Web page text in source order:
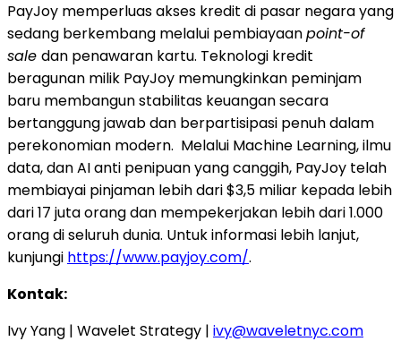
PayJoy memperluas akses kredit di pasar negara yang
sedang berkembang melalui pembiayaanpoint-of
sale dan penawaran kartu. Teknologi kredit
beragunan milik PayJoy memungkinkan peminjam
baru membangun stabilitas keuangan secara
bertanggung jawab dan berpartisipasi penuh dalam
perekonomian modern. Melalui Machine Learning, ilmu
data, dan AI anti penipuan yang canggih, PayJoy telah
membiayai pinjaman lebih dari $3,5 miliar kepada lebih
dari 17 juta orang dan mempekerjakan lebih dari 1.000
orang di seluruh dunia. Untuk informasi lebih lanjut,
kunjungi https://www.payjoy.com/.
Kontak:
Ivy Yang | Wavelet Strategy | ivy@waveletnyc.com